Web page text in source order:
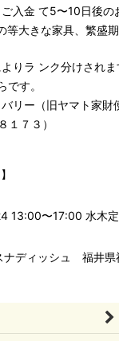
入金 て5〜10日後の
等大きな家具、繁
りラ ンク分けされま
す。
リー （旧ヤマト家財
１７３）
13:00〜17:00 水木
ナディッシュ 福井